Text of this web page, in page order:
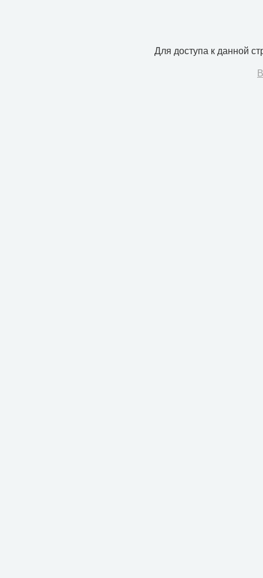
Для доступа к данной